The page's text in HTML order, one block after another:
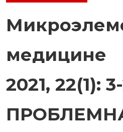
медицине
2021, 22(1):